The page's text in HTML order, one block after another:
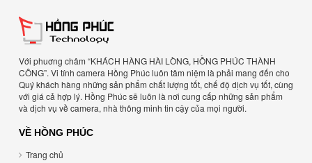
Với phuơng châm “KHÁCH HÀNG HÀI LÒNG, HỒNG PHÚC THÀNH
CÔNG”. Vi tính camera Hồng Phúc luôn tâm niệm là phải mang đến cho
Quý khách hàng những sản phẩm chất lượng tốt, chế độ dịch vụ tốt, cùng
với giá cả hợp lý. Hồng Phúc sẽ luôn là nơi cung cấp những sản phẩm
và dịch vụ về camera, nhà thông minh tin cậy của mọi người.
VỀ HỒNG PHÚC
Trang chủ